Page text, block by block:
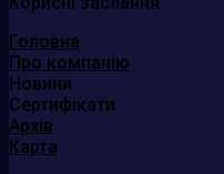
Головна
Про компанію
Новини
Сертифікати
Архів
Карта